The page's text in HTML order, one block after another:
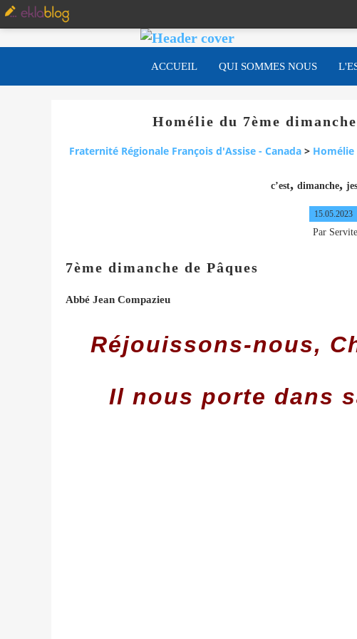
ACCUEIL QUI SOMMES NOUS
Homélie du 7ème
Fraternité Régionale François d'Assise - Canada > Homélie
c’est, dimanche,
15.05.2023
Par
7ème dimanche de Pâques
Abbé Jean Compazieu
Réjouissons-nous,
Il nous porte dans